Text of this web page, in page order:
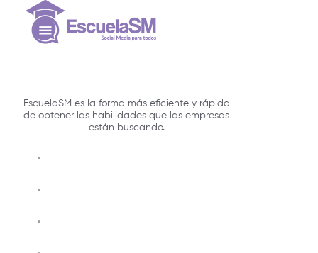
EscuelaSM es la forma más eficiente y rápida
de obtener las habilidades que las empresas
están buscando.